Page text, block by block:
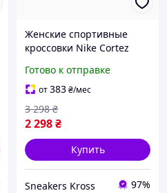
Женские спортивные
кроссовки Nike Cortez
Кортез синего цвета на
каждый день
Готово к отправке
от383₴/мес
2 298₴
3 298 ₴
Купить
Sneakers Kross 97%